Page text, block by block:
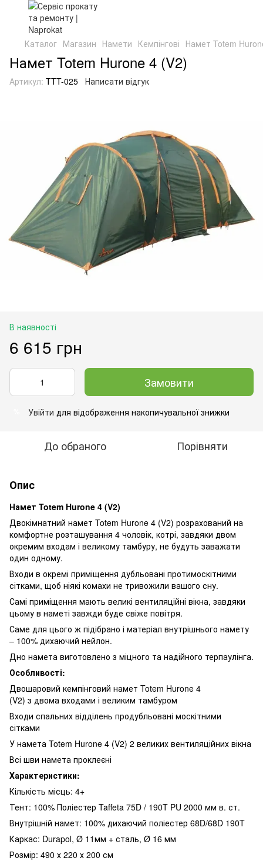
Каталог Магазин Намети Кемпінгові Намет Totem
Намет Totem Hurone 4 (V2)
Артикул: TTT-025 Написати відгук
В наявності
6 615 грн
Замовити
Увійти для відображення накопичувальної знижки
До обраного Порівняти
Опис
Намет Totem Hurone 4 (V2)
Двокімнатний намет Totem Hurone 4 (V2) розрахований на
комфортне розташування 4 чоловік, котрі, завдяки двом
окремим входам і великому тамбуру, не будуть заважати
один одному.
Входи в окремі приміщення дубльовані протимоскітними
сітками, щоб ніякі комахи не тривожили вашого сну.
Самі приміщення мають великі вентиляційні вікна, завдяки
цьому в наметі завжди буде свіже повітря.
Саме для цього ж підібрано і матеріал внутрішнього намету
– 100% дихаючий нейлон.
Дно намета виготовлено з міцного та надійного терпаулінга.
Особливості:
Двошаровий кемпінговий намет Totem Hurone 4
(V2) з двома входами і великим тамбуром
Входи спальних відділень продубльовані москітними
сітками
У намета Totem Hurone 4 (V2) 2 великих вентиляційних вікна
Всі шви намета проклеєні
Характеристики:
Кількість місць: 4+
Тент: 100% Поліестер Taffeta 75D / 190T PU 2000 мм в. ст.
Внутрішній намет: 100% дихаючий поліестер 68D/68D 190T
Каркас: Durapol, Ø 11мм + сталь, Ø 16 мм
Розмір: 490 х 220 х 200 см